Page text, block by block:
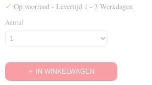
✓ Op voorraad - Levertijd 1 - 3 Werkdagen
Aantal
IN WINKELWAGEN